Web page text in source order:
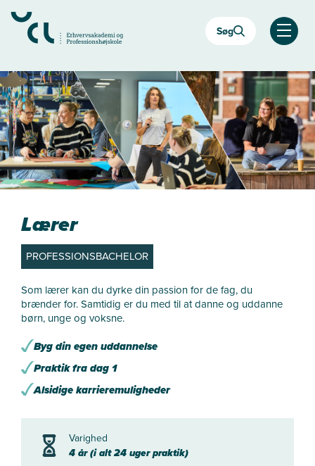
hovedindhold
Søg
Åben
Lærer
PROFESSIONSBACHELOR
Som lærer kan du dyrke din passion for de fag, du
brænder for. Samtidig er du med til at danne og uddanne
børn, unge og voksne.
Byg din egen uddannelse
Praktik fra dag 1
Alsidige karrieremuligheder
Varighed
4 år (i alt 24 uger praktik)